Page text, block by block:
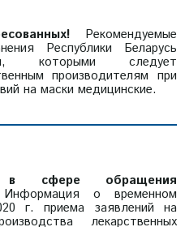
Рекомендуемые
Республики Беларусь
которыми следует
производителям при
на маски медицинские.
в сфере обращения
о временном
г. приема заявлений на
лекарственных